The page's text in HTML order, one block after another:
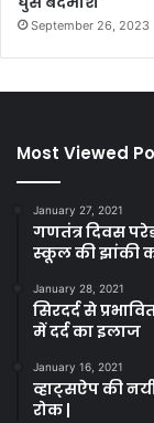
September 26, 2023
Most Viewed
January 27, 2021
गणतंत्र दिवस
स्कूल की झांकी
January 28, 2021
सिरदर्द से
में दर्द का इलाज
January 16, 2021
व्हाट्सऐप की
रोक |